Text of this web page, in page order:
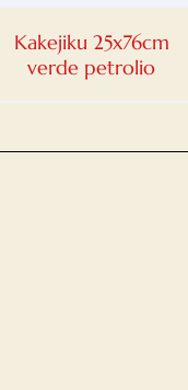
Kakejiku 25x76cm
verde petrolio